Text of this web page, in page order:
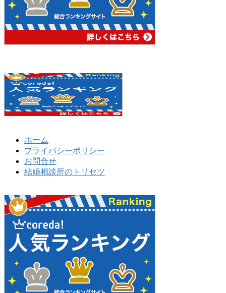
ホーム
プライバシーポリシー
お問合せ
結婚相談所のトリセツ